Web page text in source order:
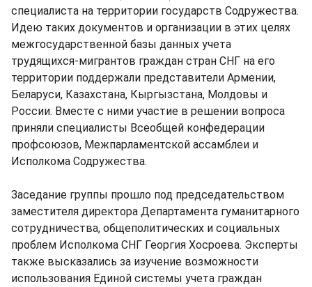
специалиста на территории государств Содружества.
Идею таких документов и организации в этих целях
межгосударственной базы данных учета
трудящихся-мигрантов граждан стран СНГ на его
территории поддержали представители Армении,
Беларуси, Казахстана, Кыргызстана, Молдовы и
России. Вместе с ними участие в решении вопроса
приняли специалисты Всеобщей конфедерации
профсоюзов, Межпарламентской ассамблеи и
Исполкома Содружества.
Заседание группы прошло под председательством
заместителя директора Департамента гуманитарного
сотрудничества, общеполитических и социальных
проблем Исполкома СНГ Георгия Хосроева. Эксперты
также высказались за изучение возможности
использования Единой системы учета граждан